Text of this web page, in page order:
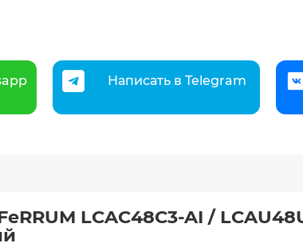
Написать в Telegram
LCAC48C3-AI /